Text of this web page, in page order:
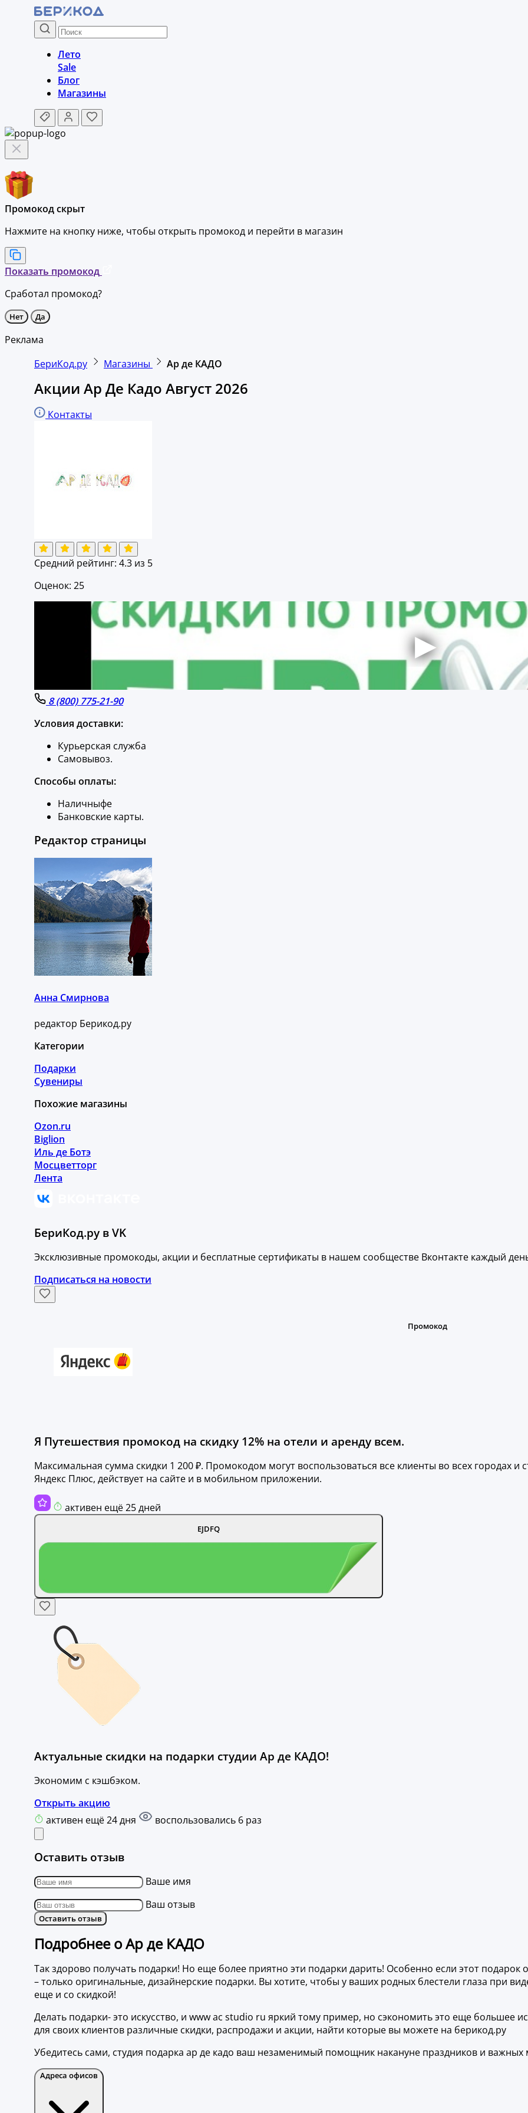
Лето
Sale
Блог
Магазины
Промокод скрыт
Нажмите на кнопку ниже, чтобы открыть промокод и перейти в магазин
Показать промокод
Сработал промокод?
Нет Да
Реклама
БериКод.ру
Магазины Ар де КАДО
Акции Ар Де Кадо Август 2026
Контакты
Средний рейтинг: 4.3 из 5
Оценок: 25
8 (800) 775-21-90
Условия доставки:
Курьерская служба
Самовывоз.
Способы оплаты:
Наличныфе
Банковские карты.
Редактор страницы
Анна Смирнова
редактор Берикод.ру
Категории
Подарки
Сувениры
Похожие магазины
Ozon.ru
Biglion
Иль де Ботэ
Мосцветторг
Лента
БериКод.ру в VK
Эксклюзивные промокоды, акции и бесплатные сертификаты в нашем сообществе Вконтакте каждый
Подписаться на новости
Я Путешествия промокод на скидку 12% на отели и аренду всем.
Максимальная сумма скидки 1 200 ₽. Промокодом могут воспользоваться все клиенты во всех городах и
Яндекс Плюс, действует на сайте и в мобильном приложении.
активен ещё 25 дней
EJDFQ
Актуальные скидки на подарки студии Ар де КАДО!
Экономим с кэшбэком.
Открыть акцию
активен ещё 24 дня
воспользовались 6 раз
Оставить отзыв
Ваше имя
Ваш отзыв
Оставить отзыв
Подробнее о Ар де КАДО
Так здорово получать подарки! Но еще более приятно эти подарки дарить! Особенно если этот
– только оригинальные, дизайнерские подарки. Вы хотите, чтобы у ваших родных блестели глаза при
еще и со скидкой!
Делать подарки- это искусство, и www ac studio ru яркий тому пример, но сэкономить это еще большее
для своих клиентов различные скидки, распродажи и акции, найти которые вы можете на берикод.ру
Убедитесь сами, студия подарка ар де кадо ваш незаменимый помощник накануне праздников и
Адреса офисов